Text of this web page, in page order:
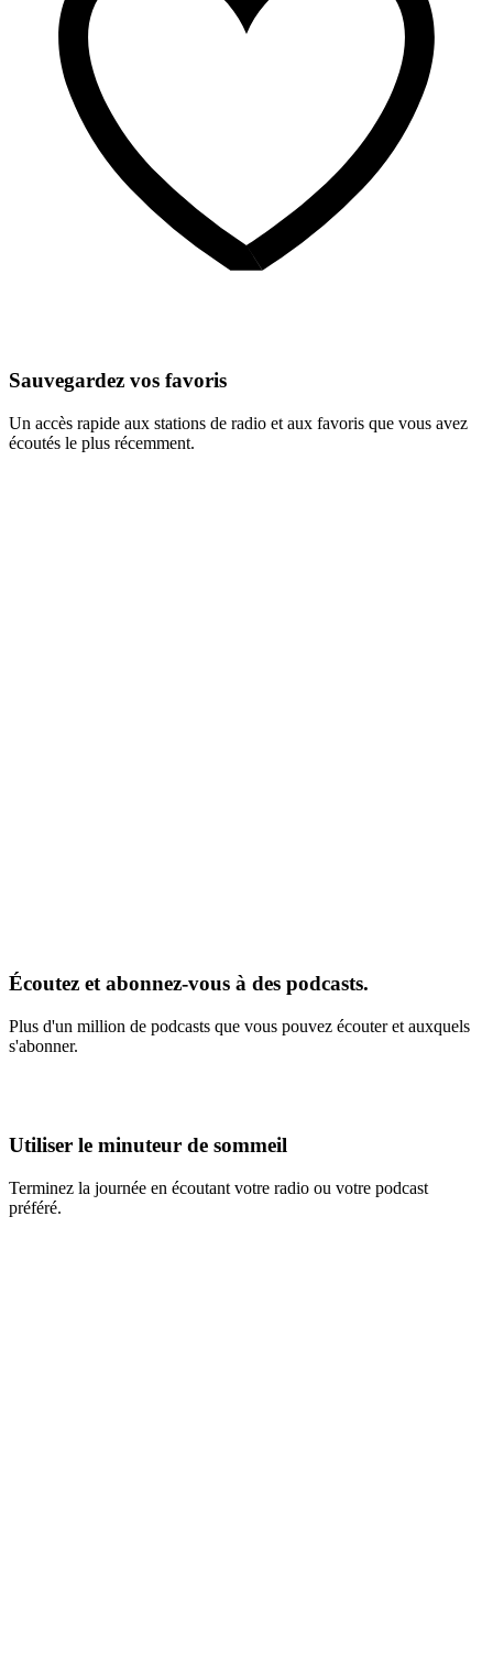
Sauvegardez vos favoris
Un accès rapide aux stations de radio et aux favoris que vous avez
écoutés le plus récemment.
Écoutez et abonnez-vous à des podcasts.
Plus d'un million de podcasts que vous pouvez écouter et auxquels
s'abonner.
Utiliser le minuteur de sommeil
Terminez la journée en écoutant votre radio ou votre podcast
préféré.